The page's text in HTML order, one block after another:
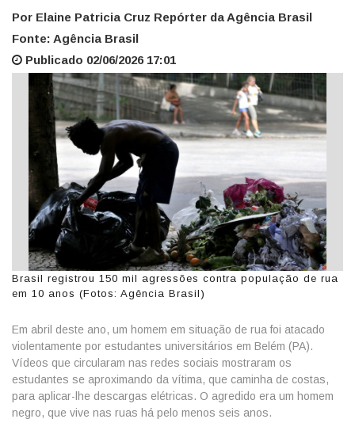
Por Elaine Patricia Cruz Repórter da Agência Brasil
Fonte: Agência Brasil
Publicado 02/06/2026 17:01
Brasil registrou 150 mil agressões contra população de rua
em 10 anos (Fotos: Agência Brasil)
Em abril deste ano, um homem em situação de rua foi atacado
violentamente por estudantes universitários em Belém (PA).
Vídeos que circularam nas redes sociais mostraram os
estudantes se aproximando da vítima, que caminha de costas,
para aplicar-lhe descargas elétricas. O agredido era um homem
negro, que vive nas ruas há pelo menos seis anos.